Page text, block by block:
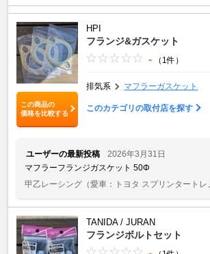
この商品の
価格を比較する
HPI
フランジ&ガスケット
- （1件）
排気系 マフラーガスケット
このカテゴリの取付店を探す
ユーザーの最新投稿
2026年3月31日
マフラーフランジガスケット 50Φ
甲乙レーシング （愛車：トヨタ スプリンタートレ
TANIDA / JURAN
フランジボルトセット